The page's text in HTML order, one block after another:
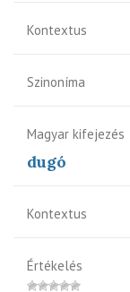
Kontextus
Szinoníma
Magyar kifejezés
dugó
Kontextus
Értékelés